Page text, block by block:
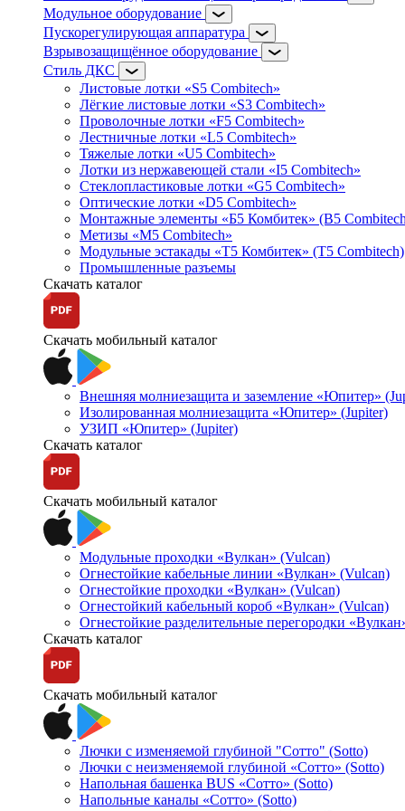
Модульное оборудование
Пускорегулирующая аппаратура
Взрывозащищённое оборудование
Стиль ДКС
Листовые лотки «S5 Combitech»
Лёгкие листовые лотки «S3 Combitech»
Проволочные лотки «F5 Combitech»
Лестничные лотки «L5 Combitech»
Тяжелые лотки «U5 Combitech»
Лотки из нержавеющей стали «I5 Combitech»
Стеклопластиковые лотки «G5 Combitech»
Оптические лотки «D5 Combitech»
Монтажные элементы «Б5 Комбитек» (B5
Метизы «M5 Combitech»
Модульные эстакады «Т5 Комбитек» (T5 Combitech)
Промышленные разъемы
Скачать каталог
Скачать мобильный каталог
Внешняя молниезащита и заземление «Юпитер»
Изолированная молниезащита «Юпитер» (Jupiter)
УЗИП «Юпитер» (Jupiter)
Скачать каталог
Скачать мобильный каталог
Модульные проходки «Вулкан» (Vulcan)
Огнестойкие кабельные линии «Вулкан» (Vulcan)
Огнестойкие проходки «Вулкан» (Vulcan)
Огнестойкий кабельный короб «Вулкан» (Vulcan)
Огнестойкие разделительные перегородки
Скачать каталог
Скачать мобильный каталог
Лючки с изменяемой глубиной "Сотто" (Sotto)
Лючки с неизменяемой глубиной «Сотто» (Sotto)
Напольная башенка BUS «Сотто» (Sotto)
Напольные каналы «Сотто» (Sotto)